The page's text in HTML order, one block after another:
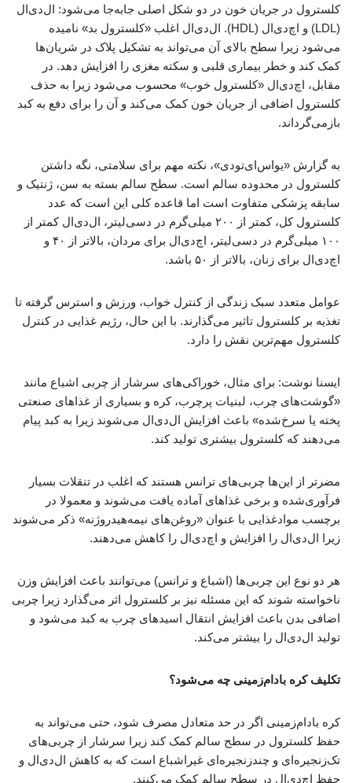
کلسترول در جریان خون در دو شکل اصلی جابه‌جا می‌شود: ال‌دی‌ال
(LDL) و اچ‌دی‌ال (HDL). ال‌دی‌ال اغلب «کلسترول بد» نامیده
می‌شود زیرا سطح بالای آن می‌تواند به تشکیل پلاک در شریان‌ها
کمک کند و خطر بیماری قلبی و سکته مغزی را افزایش دهد. در
مقابل، اچ‌دی‌ال «کلسترول خوب» محسوب می‌شود زیرا به حذف
کلسترول اضافی از جریان خون کمک می‌کند و آن را برای دفع به کبد
بازمی‌گرداند.
به‌ گزارش «یواس‌ای‌تودی»،‌ نکته مهم برای سلامتی، نگه داشتن
کلسترول در محدوده سالم است. سطح سالم بسته به سن، ژنتیک و
سابقه پزشکی متفاوت است اما قاعده کلی این است که عدد
کلسترول کل، کمتر از ۲۰۰ میلی‌گرم در دسی‌لیتر، ال‌دی‌ال‌ کمتر از
۱۰۰ میلی‌گرم در دسی‌لیتر، اچ‌دی‌ال برای مردان، بالاتر از ۴۰ و
اچ‌دی‌ال برای زنان، بالاتر از ۵۰ باشد.
عوامل متعدد سبک زندگی از کنترل خواب، ورزش و استرس گرفته تا
تغذیه بر کلسترول تاثیر می‌گذارند. با این حال، رژیم غذایی در کنترل
کلسترول مهم‌ترین نقش را دارد.
ایسنا نوشت: برای مثال، خوراکی‌های سرشار از چربی اشباع مانند
«گوشت‌های چرب، لبنیات پرچرب، کره و بسیاری از غذاهای صنعتی
پخته یا سرخ‌شده» باعث افزایش ‌ال‌دی‌ال می‌شوند زیرا به کبد پیام
می‌دهند که کلسترول بیشتری تولید کند.
مضرتر از این‌ها چربی‌های ترانس‌ هستند که اغلب در تنقلات بسیار
فرآوری‌شده و برخی غذاهای آماده یافت می‌شوند و معمولا در
برچسب موادغذایی با عنوان «روغن‌های نیمه‌هیدروژنه» ذکر می‌شوند
زیرا ال‌دی‌ال را افزایش و اچ‌دی‌ال را کاهش می‌دهند.
هر دو نوع این چربی‌ها (اشباع و ترانس) می‌توانند باعث افزایش وزن
ناخواسته شوند که این مسئله نیز بر کلسترول اثر می‌گذارد زیرا چربی
اضافی بدن باعث افزایش انتقال اسیدهای چرب به کبد می‌شود و
تولید ال‌دی‌ال را بیشتر می‌کند.
تکلیف کره بادام‌زمینی چه می‌شود؟
کره بادام‌زمینی اگر در حد متعادل مصرف شود، حتی می‌تواند به
حفظ کلسترول در سطح سالم کمک کند زیرا سرشار از چربی‌های
تک‌زنجیره‌ای و چندزنجیره‌ای غیراشباع است که به کاهش ال‌دی‌ال و
حفظ اچ‌دی‌ال در سطح سالم کمک می‌کنند.